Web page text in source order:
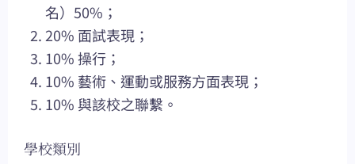
名）50%；
20% 面試表現；
10% 操行；
10% 藝術、運動或服務方面表現；
10% 與該校之聯繫。
學校類別